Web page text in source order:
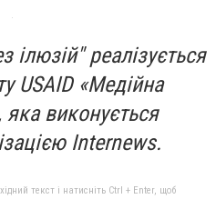
реалізується
USAID «Медійна
яка виконується
Internews.
текст і натисніть Ctrl + Enter, щоб